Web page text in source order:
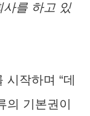
를 하고 있
작하며 “데
기본권이